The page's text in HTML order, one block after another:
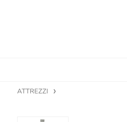
ATTREZZI